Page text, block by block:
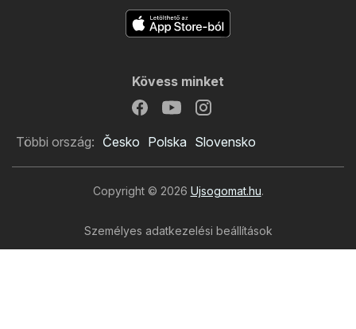
Kövess minket
Többi ország: Česko Polska Slovensko
Copyright © 2026 Ujsogomat.hu.
Személyes adatkezelési beállítások